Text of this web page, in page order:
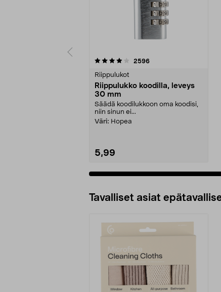
2596arvostelut
Riippulukot
Riippulukko koodilla, leveys
30 mm
Säädä koodilukkoon oma koodisi,
niin sinun ei...
Väri: Hopea
5,99
4.5 viidestä
Tavalliset asiat